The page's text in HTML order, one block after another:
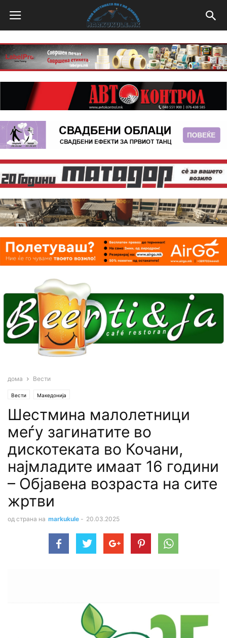
дома Вести
Вести Македонија
Шестмина малолетници
меѓу загинатите во
дискотеката во Кочани,
најмладите имаат 16 години
– Објавена возраста на сите
жртви
од страна на markukule - 20.03.2025